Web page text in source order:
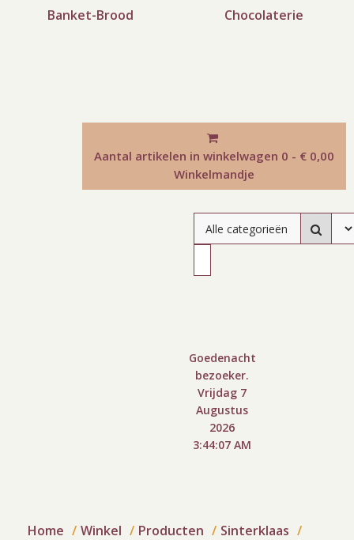
Banket-Brood Chocolaterie
Aantal artikelen in winkelwagen 0 - € 0,00
Winkelmandje
Goedenacht
bezoeker.
Vrijdag 7
Augustus
2026
3:44:08 AM
Home Winkel Producten
Sinterklaas